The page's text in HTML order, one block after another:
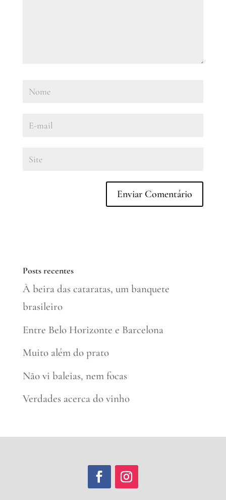
Posts recentes
À beira das cataratas, um banquete
brasileiro
Entre Belo Horizonte e Barcelona
Muito além do prato
Não vi baleias, nem focas
Verdades acerca do vinho